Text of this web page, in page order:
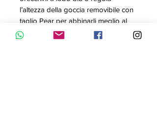
l’altezza della goccia removibile con
taglio Pear per abbinarli meglio al
tuo stile. Un regalo perfetto per